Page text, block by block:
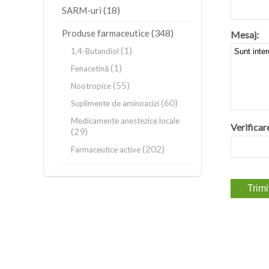
Mesaj:
SARM-uri (18)
Produse farmaceutice(348)
1,4-Butandiol (1)
Fenacetină(1)
Nootropice(55)
Suplimente de aminoacizi(60)
Medicamente anestezice locale
(29)
Farmaceutice active(202)